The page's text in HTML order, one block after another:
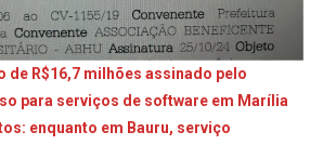
de R$16,7 milhões assinado pelo
para serviços de software em Marília
enquanto em Bauru, serviço